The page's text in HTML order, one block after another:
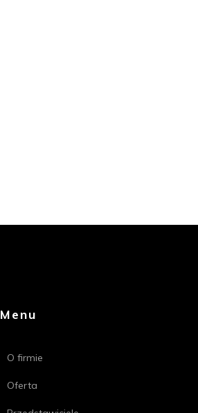
Menu
O firmie
Oferta